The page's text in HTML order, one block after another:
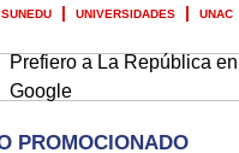
SUNEDU UNIVERSIDADES UNAC
Prefiero a La República en
Google